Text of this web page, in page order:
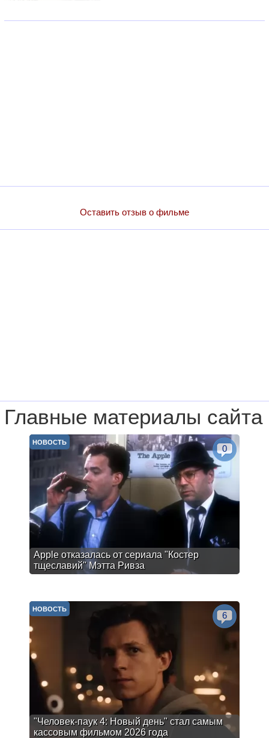
Оставить отзыв о фильме
Главные материалы сайта
Apple отказалась от сериала "Костер
тщеславий" Мэтта Ривза
НОВОСТЬ
0
"Человек-паук 4: Новый день" стал самым
кассовым фильмом 2026 года
НОВОСТЬ
6